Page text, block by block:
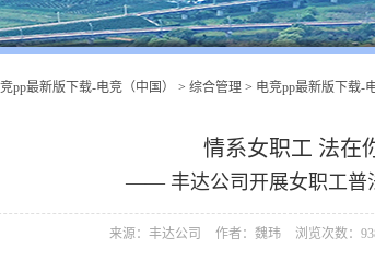
pp最新版下载-电竞（中国） > 综合管理 > 电竞pp最新版下载-
情系女职工 法在
—— 丰达公司开展女职工普
来源：丰达公司 作者：魏玮 浏览次数：